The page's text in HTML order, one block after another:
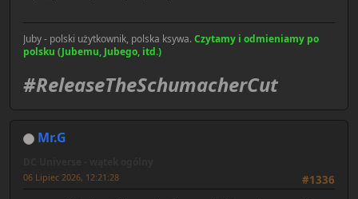
Juby - polski użytkownik, polska ksywa.Czytamy i odmieniamy po
polsku (Jubemu, Jubego, itd.)
#ReleaseTheSchumacherCut
Mr.G
#1336
06 Lipiec 2026, 12:21:28